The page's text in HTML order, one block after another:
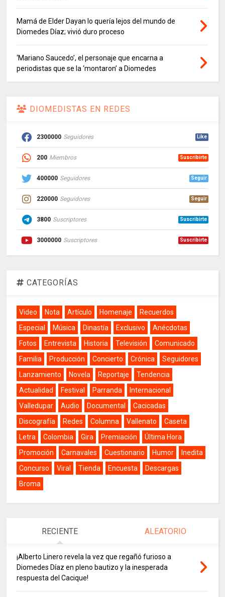
Mamá de Elder Dayan lo quería lejos del mundo de
Diomedes Díaz; vivió duro proceso
‘Mariano Saucedo’, el personaje que encarna a
periodistas que se la ‘montaron’ a Diomedes
DIOMEDISTAS EN REDES
2300000 Seguidores Like
200 Miembros Suscribirte
400000 Seguidores Seguir
220000 Seguidores Seguir
3800 Suscriptores Suscribirte
3000000 Suscriptores Suscribirte
CATEGORÍAS
Video Nota Artículo Homenaje
Recuerdos
Especial
Música Dinastía Exclusivo
Anécdotas
Fotos
Entrevista Historia Televisión
Comunicado
Familia
Producción Concierto Crónica
Seguidores
Lanzamiento
Novela Reportaje
Tendencia
Actualidad
Festival Parranda
Internacional
Valledupar
Audio Documental
Cacicadas
Discografía
Redes Columna Vallenato
Caseta
Letra
Colombia Gira Premiación
Última Hora
Promoción
Carnavales Cuestionario Humor
Inedita
Concurso
Viral Tienda Encuesta
Descargas
Broma
RECIENTE ALEATORIO
¡Alberto Linero revela la vez que regañó furioso a
Diomedes Díaz en pleno bautizo y la inesperada
respuesta del Cacique!